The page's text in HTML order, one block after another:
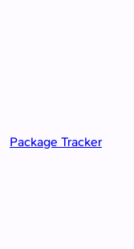
Package Tracker